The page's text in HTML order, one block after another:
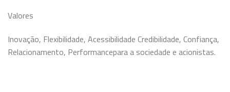
Valores
Inovação, Flexibilidade, Acessibilidade Credibilidade, Confiança,
Relacionamento, Performance​para a sociedade e acionistas.